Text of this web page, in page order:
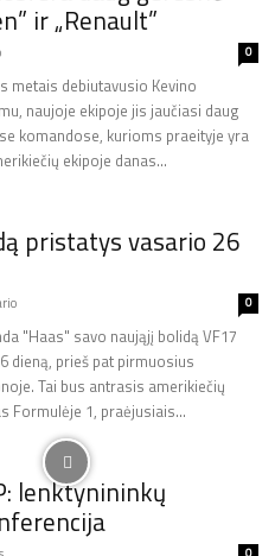
ir „Renault”
0
metais debiutavusio Kevino
naujoje ekipoje jis jaučiasi daug
komandose, kurioms praeityje yra
ekipoje danas...
pristatys vasario 26
0
"Haas" savo naująjį bolidą VF17
dieną, prieš pat pirmuosius
Tai bus antrasis amerikiečių
Formulėje 1, praėjusiais...
lenktynininkų